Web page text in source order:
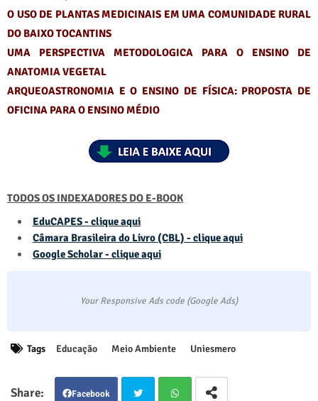
O USO DE PLANTAS MEDICINAIS EM UMA COMUNIDADE RURAL
DO BAIXO TOCANTINS
UMA PERSPECTIVA METODOLOGICA PARA O ENSINO DE
ANATOMIA VEGETAL
ARQUEOASTRONOMIA E O ENSINO DE FÍSICA: PROPOSTA DE
OFICINA PARA O ENSINO MÉDIO
TODOS OS INDEXADORES DO E-BOOK
EduCAPES - clique aqui
Câmara Brasileira do Livro (CBL) - clique aqui
Google Scholar - clique aqui
Your Responsive Ads code (Google Ads)
Tags Educação Meio Ambiente Uniesmero
Facebook